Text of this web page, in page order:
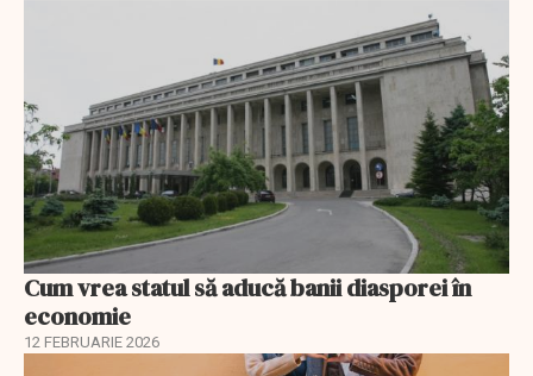
Cum vrea statul să aducă banii diasporei în
economie
12 FEBRUARIE 2026